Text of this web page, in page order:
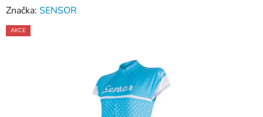
Značka: SENSOR
AKCE